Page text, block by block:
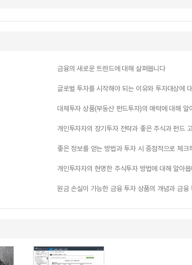
금융의 새로운 트렌드에 대해 살펴봅니다
글로벌 투자를 시작해야 되는 이유와 투자대상에
대체투자 상품(부동산 펀드투자)의 매력에 대해 알
개인투자자의 장기투자 전략과 좋은 주식과 펀드
좋은 정보를 얻는 방법과 투자 시 중점적으로 체
개인투자자의 현명한 주식투자 방법에 대해 알아봅
원금 손실이 가능한 금융 투자 상품의 개념과 금